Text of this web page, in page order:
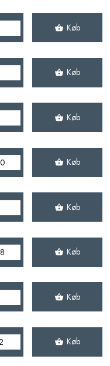
Køb
Køb
Køb
Køb
Køb
Køb
Køb
Køb